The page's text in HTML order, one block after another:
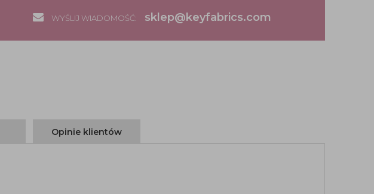
WYŚLIJ WIADOMOŚĆ: sklep@keyfabrics.com
Opinie klientów